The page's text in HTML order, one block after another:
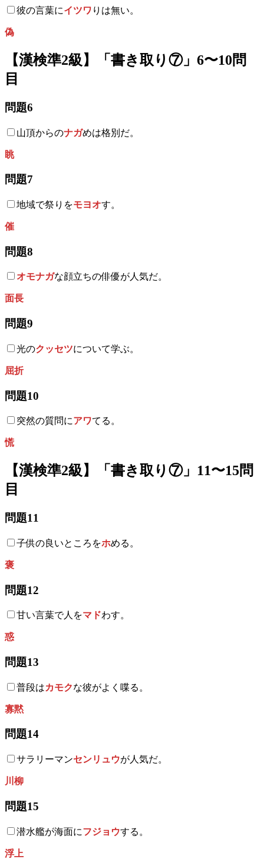
彼の言葉にイツワ りは無い。
偽
【漢検準2級】「書き取り⑦」6〜10問
目
問題6
山頂からのナガめは格別だ。
眺
問題7
地域で祭りをモヨオす。
催
問題8
オモナガな顔立ちの俳優が人気だ。
面長
問題9
光のクッセツについて学ぶ。
屈折
問題10
突然の質問にアワてる。
慌
【漢検準2級】「書き取り⑦」11〜15問
目
問題11
子供の良いところをホめる。
褒
問題12
甘い言葉で人をマドわす。
惑
問題13
普段はカモクな彼がよく喋る。
寡黙
問題14
サラリーマンセンリュウが人気だ。
川柳
問題15
潜水艦が海面にフジョウする。
浮上